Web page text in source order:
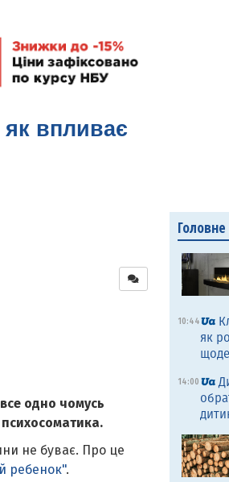
як впливає
одно чомусь
не буває. Про це
ребенок".
10:44
як
14:00